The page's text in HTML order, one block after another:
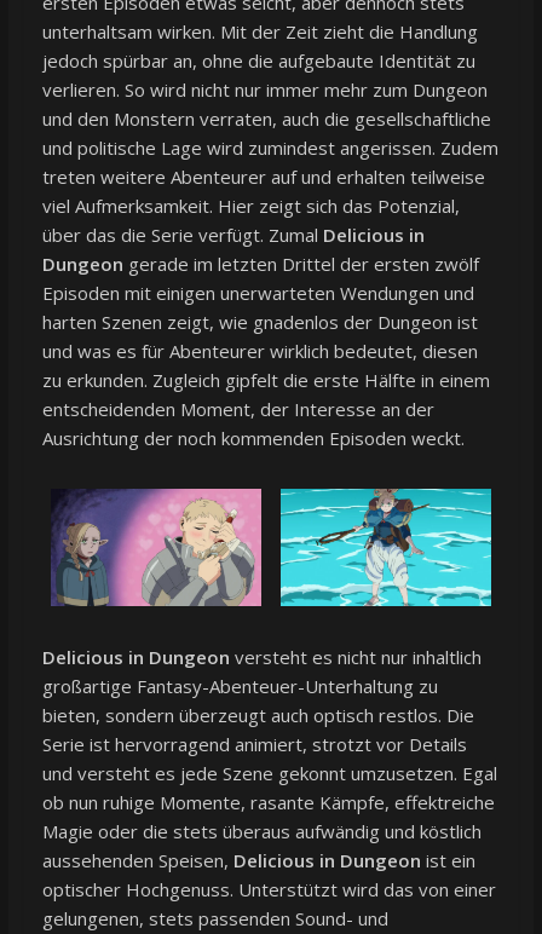
unterhaltsam wirken. Mit der Zeit zieht die Handlung
jedoch spürbar an, ohne die aufgebaute Identität zu
verlieren. So wird nicht nur immer mehr zum Dungeon
und den Monstern verraten, auch die gesellschaftliche
und politische Lage wird zumindest angerissen. Zudem
treten weitere Abenteurer auf und erhalten teilweise
viel Aufmerksamkeit. Hier zeigt sich das Potenzial,
über das die Serie verfügt. Zumal Delicious in
Dungeon gerade im letzten Drittel der ersten zwölf
Episoden mit einigen unerwarteten Wendungen und
harten Szenen zeigt, wie gnadenlos der Dungeon ist
und was es für Abenteurer wirklich bedeutet, diesen
zu erkunden. Zugleich gipfelt die erste Hälfte in einem
entscheidenden Moment, der Interesse an der
Ausrichtung der noch kommenden Episoden weckt.
Delicious in Dungeon versteht es nicht nur inhaltlich
großartige Fantasy-Abenteuer-Unterhaltung zu
bieten, sondern überzeugt auch optisch restlos. Die
Serie ist hervorragend animiert, strotzt vor Details
und versteht es jede Szene gekonnt umzusetzen. Egal
ob nun ruhige Momente, rasante Kämpfe, effektreiche
Magie oder die stets überaus aufwändig und köstlich
aussehenden Speisen, Delicious in Dungeon ist ein
optischer Hochgenuss. Unterstützt wird das von einer
gelungenen, stets passenden Sound- und